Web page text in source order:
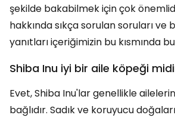
şekilde bakabilmek için çok
hakkında sıkça sorulan soruları ve
yanıtları içeriğimizin bu kısmında
Shiba Inu iyi bir aile köpeği
Evet, Shiba Inu'lar genellikle
bağlıdır. Sadık ve koruyucu